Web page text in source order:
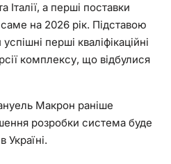
Італії, а перші поставки
на 2026 рік. Підставою
перші кваліфікаційні
комплексу, що відбулися
Макрон раніше
розробки система буде
Україні.